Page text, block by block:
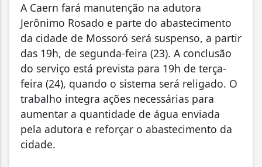
A Caern fará manutenção na adutora
Jerônimo Rosado e parte do abastecimento
da cidade de Mossoró será suspenso, a partir
das 19h, de segunda-feira (23). A conclusão
do serviço está prevista para 19h de terça-
feira (24), quando o sistema será religado. O
trabalho integra ações necessárias para
aumentar a quantidade de água enviada
pela adutora e reforçar o abastecimento da
cidade.